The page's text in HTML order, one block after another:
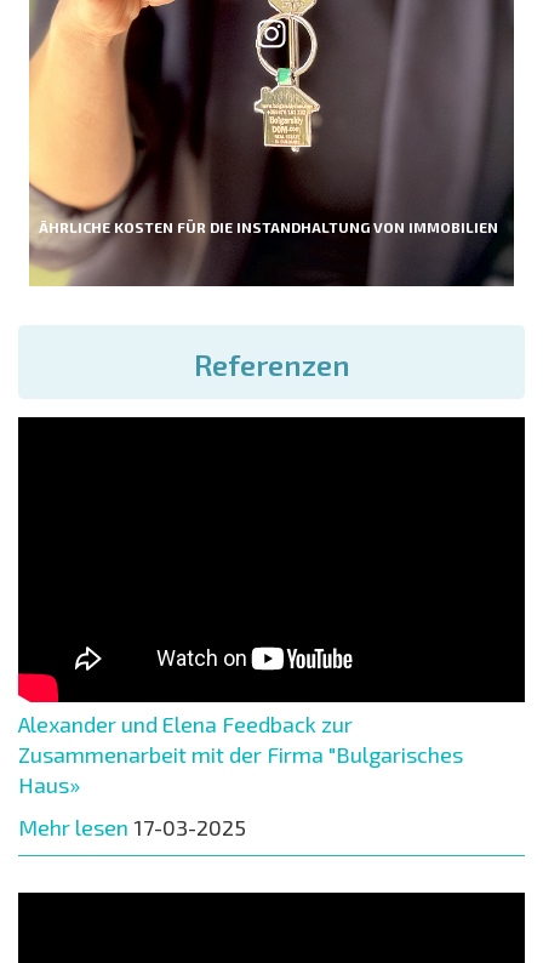
ÄHRLICHE KOSTEN FÜR DIE INSTANDHALTUNG VON IMMOBILIEN
Referenzen
Alexander und Elena Feedback zur
Zusammenarbeit mit der Firma "Bulgarisches
Haus»
Mehr lesen 17-03-2025